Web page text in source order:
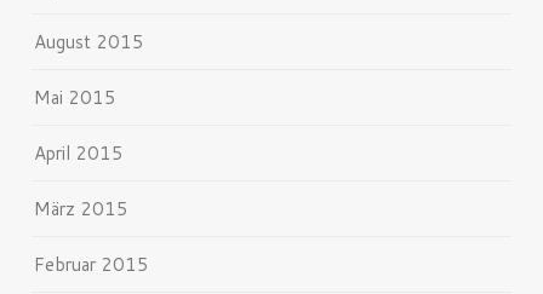
August 2015
Mai 2015
April 2015
März 2015
Februar 2015